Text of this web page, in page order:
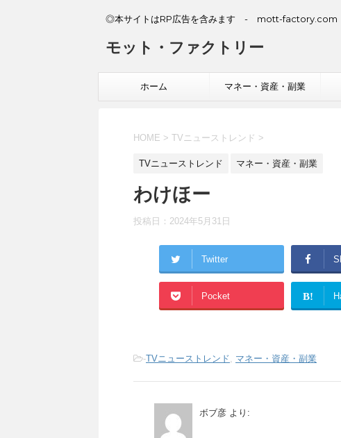
◎本サイトはRP広告を含みます - mott-factory.com
モット・ファクトリー
ホーム マネー・資産・副業
HOME > TVニューストレンド >
TVニューストレンド マネー・資産・副業
わけほー
投稿日： 2024年5月31日
Twitter
Pocket B!
-TVニューストレンド, マネー・資産・副業
ボブ彦 より: